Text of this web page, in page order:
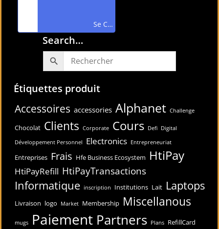
Se Connecter avec Google
Search…
Étiquettes produit
Accessoires accessories Alphanet Challenge
Chocolat Clients Corporate Cours Defi Digital
Développement Personnel Electronics Entrepreneuriat
Entreprises Frais Hfe Business Ecosystem HtiPay
HtiPayRefill HtiPayTransactions
Informatique inscription Institutions Lait Laptops
Livraison logo Market Membership Miscellanous
mugs Paiement Partners Plans RefillCard